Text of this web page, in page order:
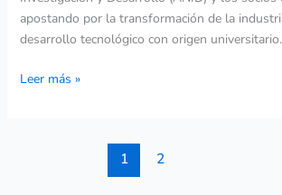
apostando por la transformación de la
desarrollo tecnológico con origen universitario.
Leer más »
1 2